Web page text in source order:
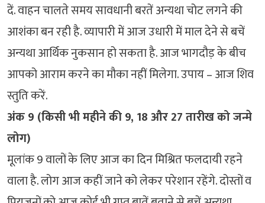
दें. वाहन चालते समय सावधानी बरतें अन्यथा चोट लगने की
आशंका बन रही है. व्यापारी में आज उधारी में माल देने से बचें
अन्यथा आर्थिक नुकसान हो सकता है. आज भागदौड़ के बीच
आपको आराम करने का मौका नहीं मिलेगा. उपाय – आज शिव
स्तुति करें.
अंक 9 (किसी भी महीने की 9, 18 और 27 तारीख को जन्मे
लोग)
मूलांक 9 वालों के लिए आज का दिन मिश्रित फलदायी रहने
वाला है. लोग आज कहीं जाने को लेकर परेशान रहेंगे. दोस्तों व